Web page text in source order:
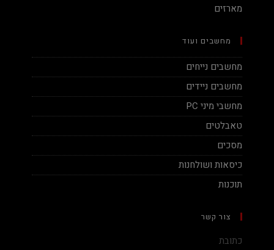
מארזים
מחשבים ועוד
מחשבים נייחים
מחשבים ניידים
מחשבי מיני PC
טאבלטים
מסכים
כיסאות ושולחנות
תוכנות
צור קשר
כתובת